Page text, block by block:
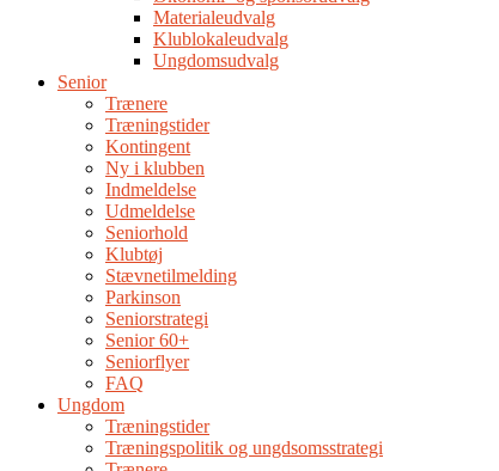
Materialeudvalg
Klublokaleudvalg
Ungdomsudvalg
Senior
Trænere
Træningstider
Kontingent
Ny i klubben
Indmeldelse
Udmeldelse
Seniorhold
Klubtøj
Stævnetilmelding
Parkinson
Seniorstrategi
Senior 60+
Seniorflyer
FAQ
Ungdom
Træningstider
Træningspolitik og ungdsomsstrategi